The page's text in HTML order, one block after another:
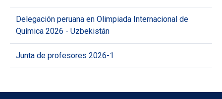
Delegación peruana en Olimpiada Internacional de
Química 2026 - Uzbekistán
Junta de profesores 2026-1